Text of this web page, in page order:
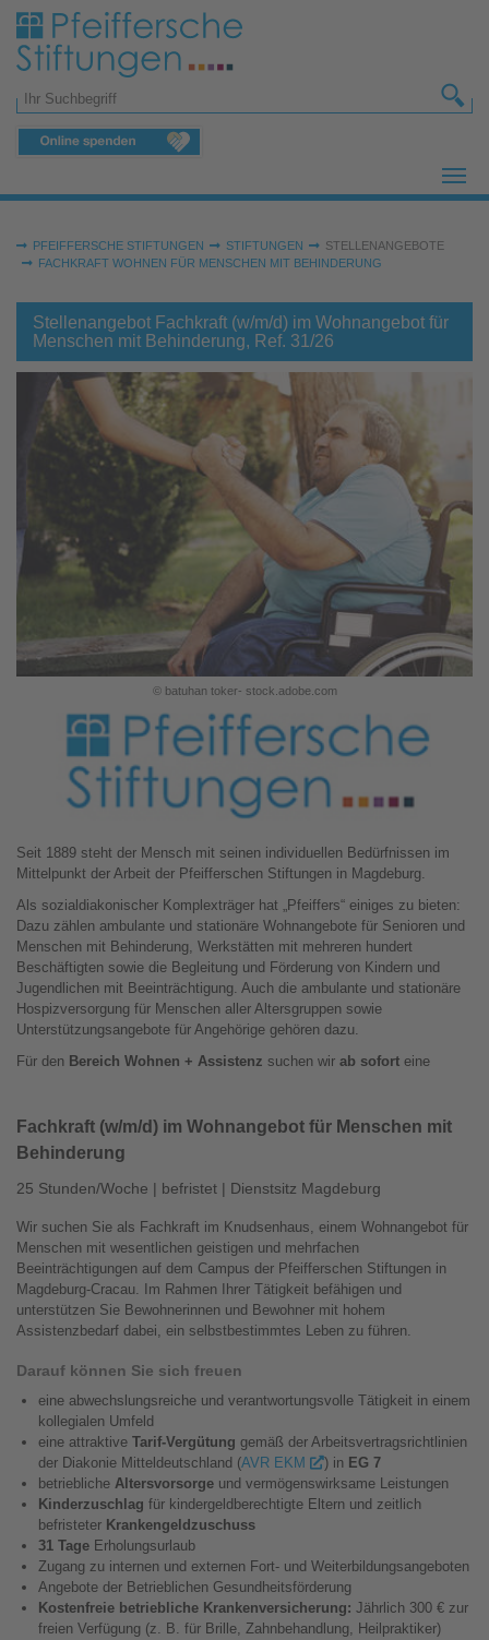
Zum Hauptinhalt springen
Suchformular
Sie sind hier:
PFEIFFERSCHE STIFTUNGEN STIFTUNGEN
STELLENANGEBOTE
FACHKRAFT WOHNEN FÜR MENSCHEN MIT BEHINDERUNG
Stellenangebot Fachkraft (w/m/d) im Wohnangebot für
Menschen mit Behinderung, Ref. 31/26
© batuhan toker- stock.adobe.com
Seit 1889 steht der Mensch mit seinen individuellen Bedürfnissen im
Mittelpunkt der Arbeit der Pfeifferschen Stiftungen in Magdeburg.
Als sozialdiakonischer Komplexträger hat „Pfeiffers“ einiges zu bieten:
Dazu zählen ambulante und stationäre Wohnangebote für Senioren und
Menschen mit Behinderung, Werkstätten mit mehreren hundert
Beschäftigten sowie die Begleitung und Förderung von Kindern und
Jugendlichen mit Beeinträchtigung. Auch die ambulante und stationäre
Hospizversorgung für Menschen aller Altersgruppen sowie
Unterstützungsangebote für Angehörige gehören dazu.
Für den Bereich Wohnen + Assistenz suchen wir ab sofort eine
Fachkraft (w/m/d) im Wohnangebot für Menschen mit
Behinderung
25 Stunden/Woche | befristet | Dienstsitz Magdeburg
Wir suchen Sie als Fachkraft im Knudsenhaus, einem Wohnangebot für
Menschen mit wesentlichen geistigen und mehrfachen
Beeinträchtigungen auf dem Campus der Pfeifferschen Stiftungen in
Magdeburg-Cracau. Im Rahmen Ihrer Tätigkeit befähigen und
unterstützen Sie Bewohnerinnen und Bewohner mit hohem
Assistenzbedarf dabei, ein selbstbestimmtes Leben zu führen.
Darauf können Sie sich freuen
eine abwechslungsreiche und verantwortungsvolle Tätigkeit in einem
kollegialen Umfeld
eine attraktive Tarif-Vergütung gemäß der Arbeitsvertragsrichtlinien
der Diakonie Mitteldeutschland (AVR EKM ) in EG 7
betriebliche Altersvorsorge und vermögenswirksame Leistungen
Kinderzuschlag für kindergeldberechtigte Eltern und zeitlich
befristeter Krankengeldzuschuss
31 Tage Erholungsurlaub
Zugang zu internen und externen Fort- und Weiterbildungsangeboten
Angebote der Betrieblichen Gesundheitsförderung
Kostenfreie betriebliche Krankenversicherung: Jährlich 300 € zur
freien Verfügung (z. B. für Brille, Zahnbehandlung, Heilpraktiker)